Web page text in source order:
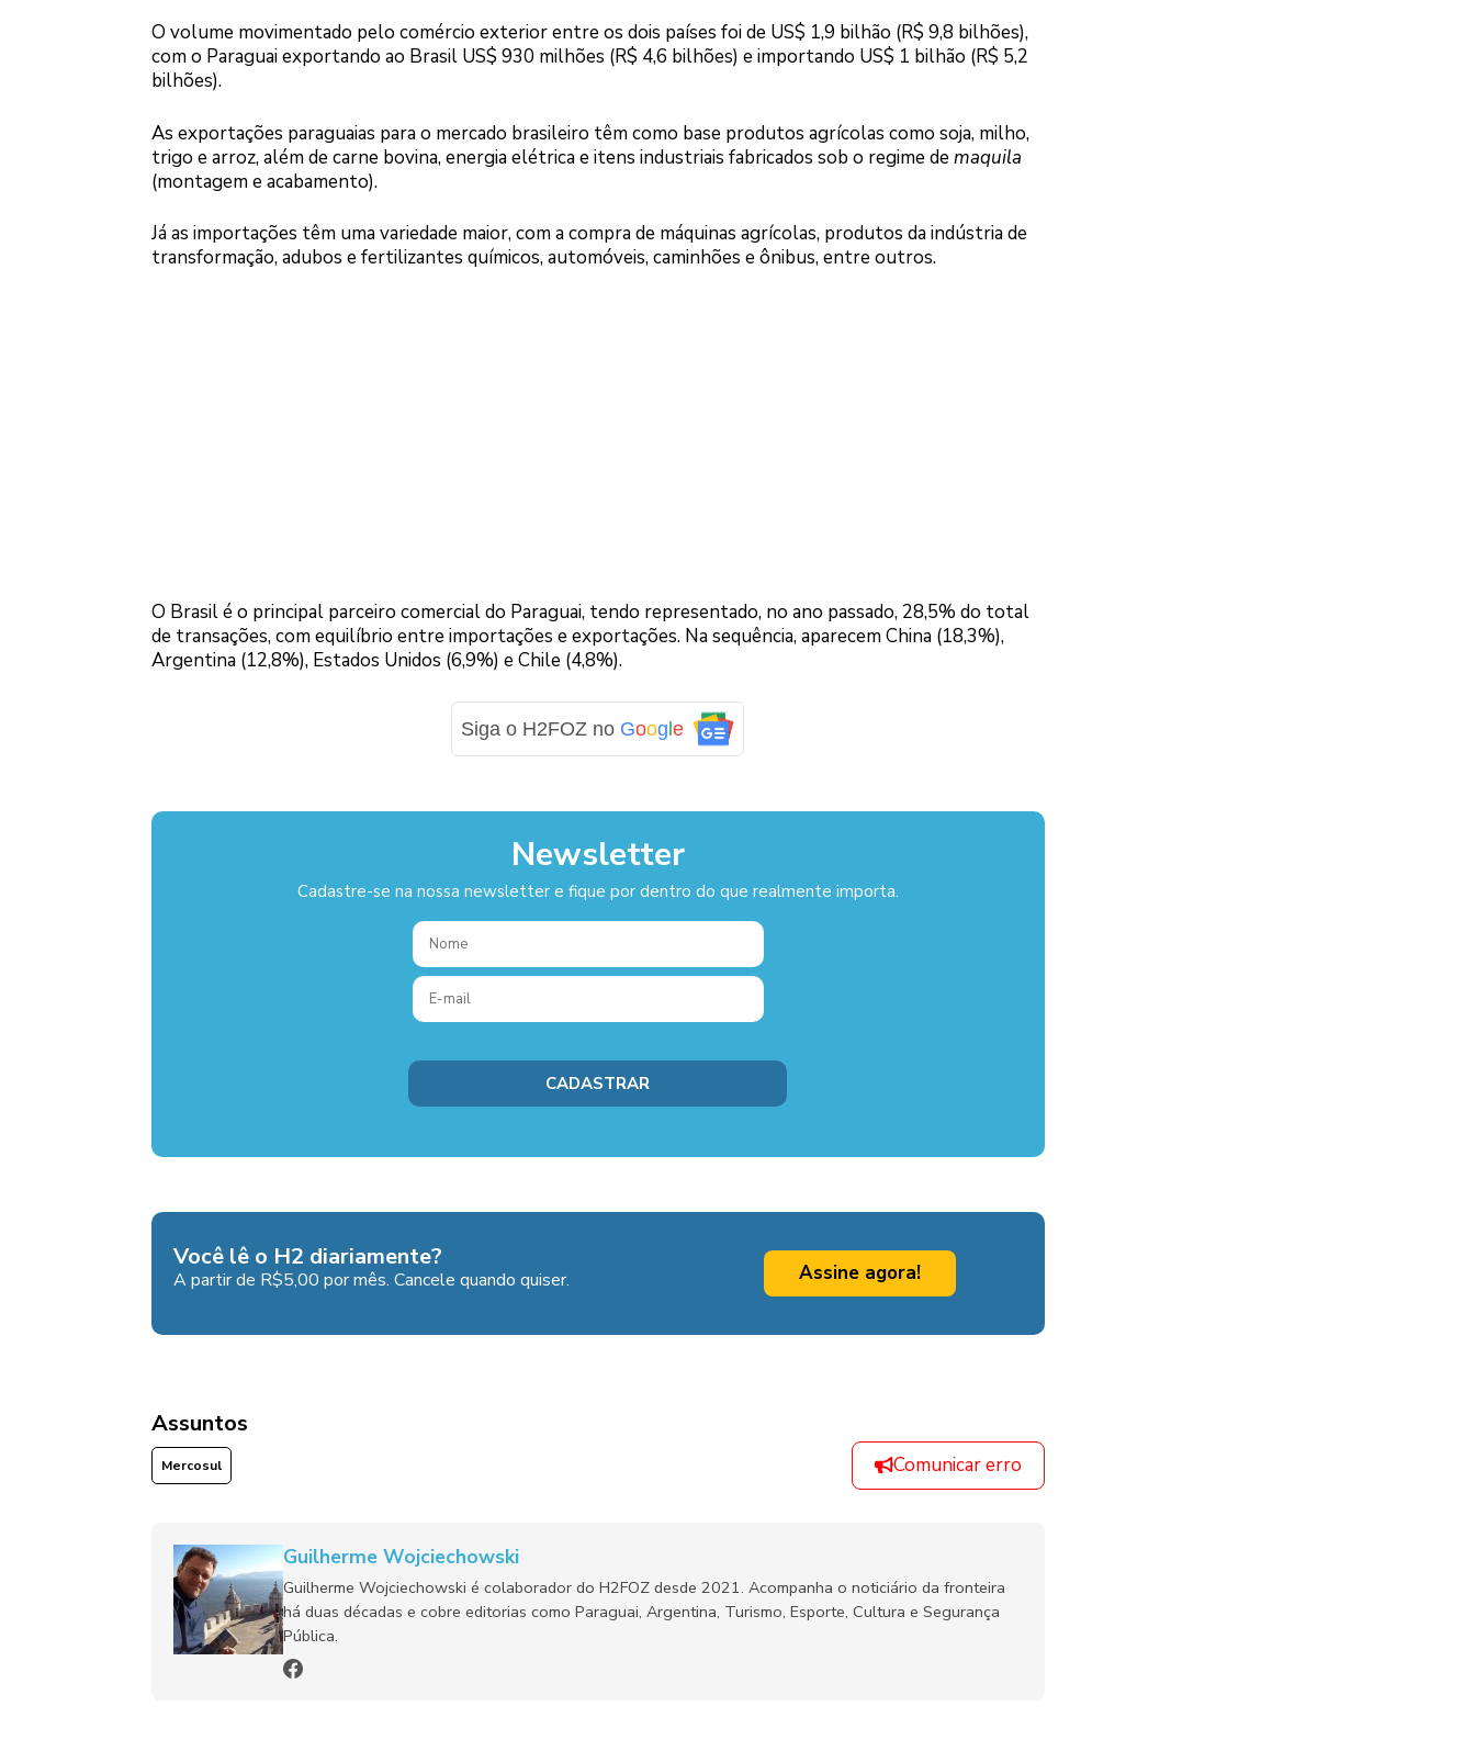
O volume movimentado pelo comércio exterior entre os dois países foi de US$ 1,9 bilhão (R$ 9,8 bilhões),
com o Paraguai exportando ao Brasil US$ 930 milhões (R$ 4,6 bilhões) e importando US$ 1 bilhão (R$ 5,2
bilhões).
As exportações paraguaias para o mercado brasileiro têm como base produtos agrícolas como soja, milho,
trigo e arroz, além de carne bovina, energia elétrica e itens industriais fabricados sob o regime de maquila
(montagem e acabamento).
Já as importações têm uma variedade maior, com a compra de máquinas agrícolas, produtos da indústria de
transformação, adubos e fertilizantes químicos, automóveis, caminhões e ônibus, entre outros.
O Brasil é o principal parceiro comercial do Paraguai, tendo representado, no ano passado, 28,5% do total
de transações, com equilíbrio entre importações e exportações. Na sequência, aparecem China (18,3%),
Argentina (12,8%), Estados Unidos (6,9%) e Chile (4,8%).
Siga o H2FOZ no Google
Newsletter
Cadastre-se na nossa newsletter e fique por dentro do que realmente importa.
Você lê o H2 diariamente?
A partir de R$5,00 por mês. Cancele quando quiser. Assine agora!
Assuntos
Mercosul Comunicar erro
Guilherme Wojciechowski
Guilherme Wojciechowski é colaborador do H2FOZ desde 2021. Acompanha o noticiário da fronteira
há duas décadas e cobre editorias como Paraguai, Argentina, Turismo, Esporte, Cultura e Segurança
Pública.